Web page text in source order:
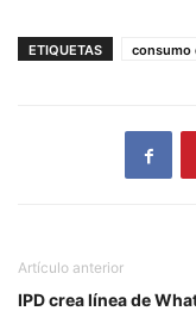
ETIQUETAS consumo
Artículo anterior
IPD crea línea de